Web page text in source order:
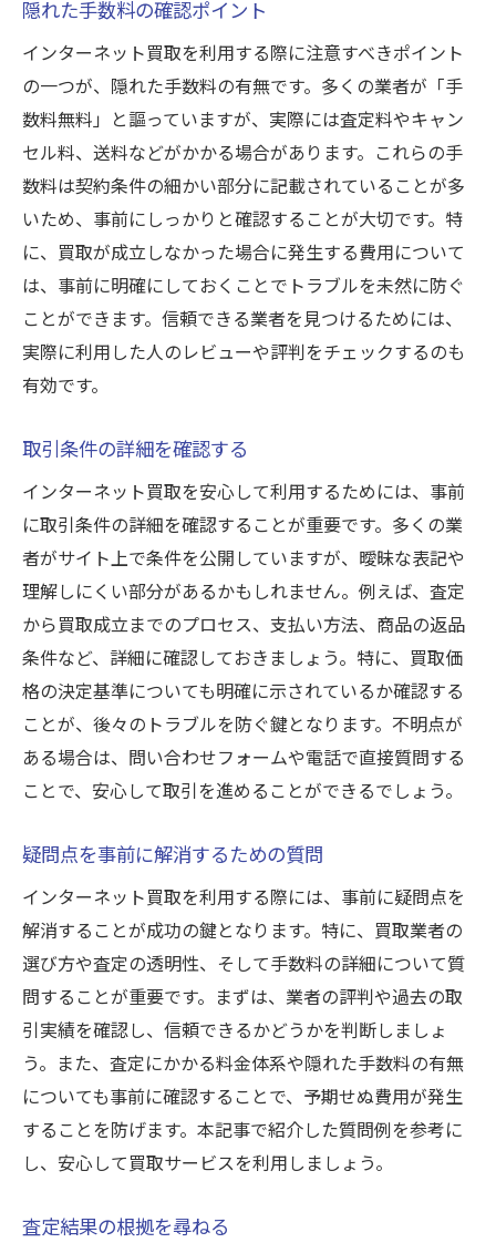
隠れた手数料の確認ポイント
インターネット買取を利用する際に注意すべきポイント
の一つが、隠れた手数料の有無です。多くの業者が「手
数料無料」と謳っていますが、実際には査定料やキャン
セル料、送料などがかかる場合があります。これらの手
数料は契約条件の細かい部分に記載されていることが多
いため、事前にしっかりと確認することが大切です。特
に、買取が成立しなかった場合に発生する費用について
は、事前に明確にしておくことでトラブルを未然に防ぐ
ことができます。信頼できる業者を見つけるためには、
実際に利用した人のレビューや評判をチェックするのも
有効です。
取引条件の詳細を確認する
インターネット買取を安心して利用するためには、事前
に取引条件の詳細を確認することが重要です。多くの業
者がサイト上で条件を公開していますが、曖昧な表記や
理解しにくい部分があるかもしれません。例えば、査定
から買取成立までのプロセス、支払い方法、商品の返品
条件など、詳細に確認しておきましょう。特に、買取価
格の決定基準についても明確に示されているか確認する
ことが、後々のトラブルを防ぐ鍵となります。不明点が
ある場合は、問い合わせフォームや電話で直接質問する
ことで、安心して取引を進めることができるでしょう。
疑問点を事前に解消するための質問
インターネット買取を利用する際には、事前に疑問点を
解消することが成功の鍵となります。特に、買取業者の
選び方や査定の透明性、そして手数料の詳細について質
問することが重要です。まずは、業者の評判や過去の取
引実績を確認し、信頼できるかどうかを判断しましょ
う。また、査定にかかる料金体系や隠れた手数料の有無
についても事前に確認することで、予期せぬ費用が発生
することを防げます。本記事で紹介した質問例を参考に
し、安心して買取サービスを利用しましょう。
査定結果の根拠を尋ねる